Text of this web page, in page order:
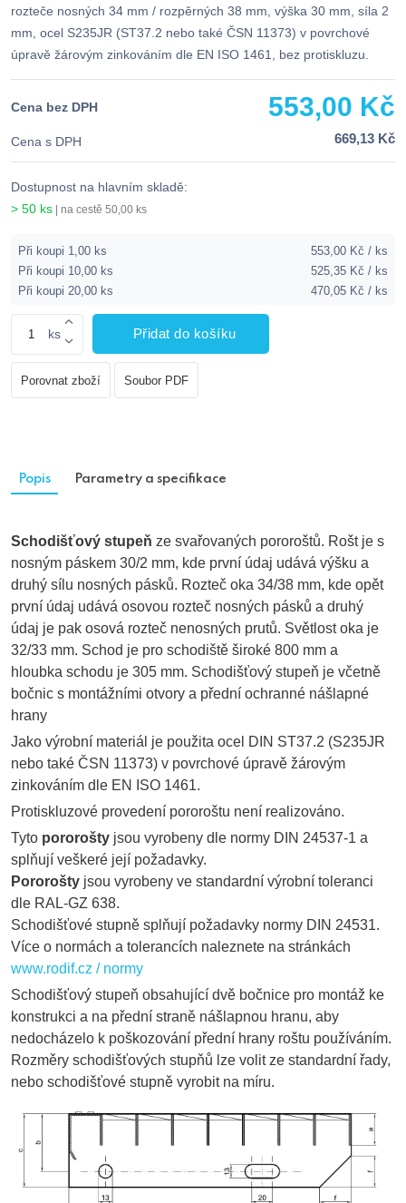
rozteče nosných 34 mm / rozpěrných 38 mm, výška 30 mm, síla 2
mm, ocel S235JR (ST37.2 nebo také ČSN 11373) v povrchové
úpravě žárovým zinkováním dle EN ISO 1461, bez protiskluzu.
Cena bez DPH 553,00 Kč
Cena s DPH 669,13 Kč
Dostupnost na hlavním skladě:
> 50 ks | na cestě 50,00 ks
Při koupi 1,00 ks
553,00 Kč / ks
Při koupi 10,00 ks
525,35 Kč / ks
Při koupi 20,00 ks
470,05 Kč / ks
ks Přidat do košíku
Porovnat zboží Soubor PDF
Popis Parametry a specifikace
Schodišťový stupeň ze svařovaných pororoštů. Rošt je s
nosným páskem 30/2 mm, kde první údaj udává výšku a
druhý sílu nosných pásků. Rozteč oka 34/38 mm, kde opět
první údaj udává osovou rozteč nosných pásků a druhý
údaj je pak osová rozteč nenosných prutů. Světlost oka je
32/33 mm. Schod je pro schodiště široké 800 mm a
hloubka schodu je 305 mm. Schodišťový stupeň je včetně
bočnic s montážními otvory a přední ochranné nášlapné
hrany
Jako výrobní materiál je použita ocel DIN ST37.2 (S235JR
nebo také ČSN 11373) v povrchové úpravě žárovým
zinkováním dle EN ISO 1461.
Protiskluzové provedení pororoštu není realizováno.
Tyto pororošty jsou vyrobeny dle normy DIN 24537-1 a
splňují veškeré její požadavky.
Pororošty jsou vyrobeny ve standardní výrobní toleranci
dle RAL-GZ 638.
Schodišťové stupně splňují požadavky normy DIN 24531.
Více o normách a tolerancích naleznete na stránkách
www.rodif.cz / normy
Schodišťový stupeň obsahující dvě bočnice pro montáž ke
konstrukci a na přední straně nášlapnou hranu, aby
nedocházelo k poškozování přední hrany roštu používáním.
Rozměry schodišťových stupňů lze volit ze standardní řady,
nebo schodišťové stupně vyrobit na míru.